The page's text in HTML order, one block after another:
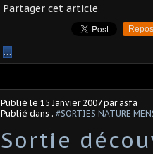
Partager cet article
…
Publié le 15 Janvier 2007par asfa
Publié dans : #SORTIES NATURE
Sortie